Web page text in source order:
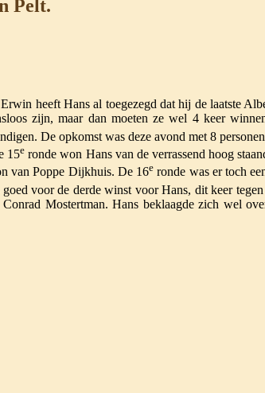
Pelt.
heeft Hans al toegezegd dat hij de laatste
zijn, maar dan moeten ze wel 4 keer
De opkomst was deze avond met 8
15e ronde won Hans van de verrassend hoog
van Poppe Dijkhuis. De 16e ronde was er toch
goed voor de derde winst voor Hans, dit keer
Mostertman. Hans beklaagde zich wel